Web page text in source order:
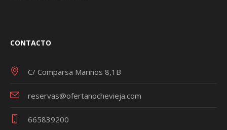
CONTACTO
C/ Comparsa Marinos 8,1B
reservas@ofertanochevieja.com
665839200